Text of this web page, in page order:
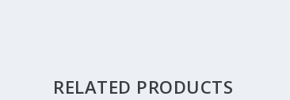
RELATED PRODUCTS